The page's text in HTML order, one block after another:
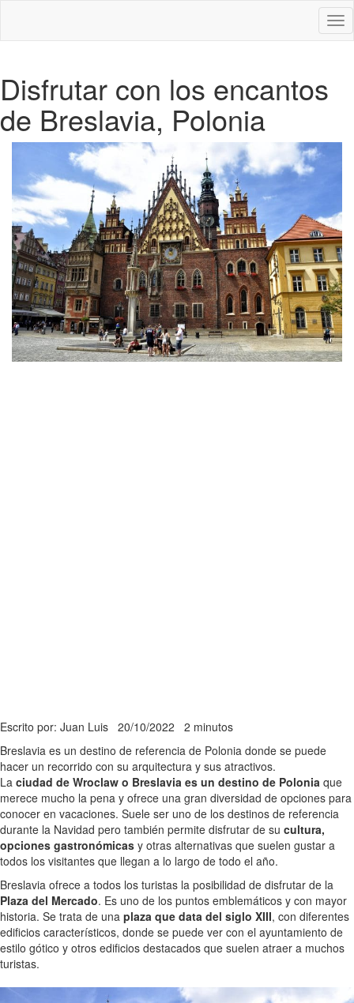
Disfrutar con los encantos
de Breslavia, Polonia
Escrito por: Juan Luis 20/10/2022 2 minutos
Breslavia es un destino de referencia de Polonia donde se puede
hacer un recorrido con su arquitectura y sus atractivos.
La ciudad de Wroclaw o Breslavia es un destino de Polonia que
merece mucho la pena y ofrece una gran diversidad de opciones para
conocer en vacaciones. Suele ser uno de los destinos de referencia
durante la Navidad pero también permite disfrutar de su cultura,
opciones gastronómicas y otras alternativas que suelen gustar a
todos los visitantes que llegan a lo largo de todo el año.
Breslavia ofrece a todos los turistas la posibilidad de disfrutar de la
Plaza del Mercado. Es uno de los puntos emblemáticos y con mayor
historia. Se trata de una plaza que data del siglo XIII, con diferentes
edificios característicos, donde se puede ver con el ayuntamiento de
estilo gótico y otros edificios destacados que suelen atraer a muchos
turistas.